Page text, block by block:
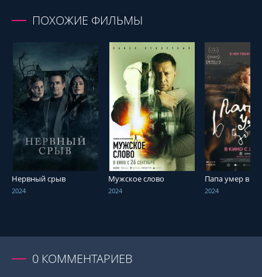
ПОХОЖИЕ ФИЛЬМЫ
СМОТРЕТЬ ОНЛАЙН
Нервный срыв
2024
СМОТРЕТЬ ОНЛАЙН
Мужское слово
2024
СМОТРЕТЬ
Папа умер в
2024
0 КОММЕНТАРИЕВ